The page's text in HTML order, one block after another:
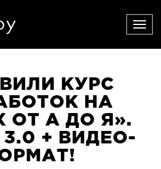
КУРС
НА
ОТ А ДО Я».
3.0 + ВИДЕО-